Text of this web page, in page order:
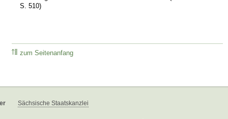
S. 510)
zum Seitenanfang
Sächsische Staatskanzlei